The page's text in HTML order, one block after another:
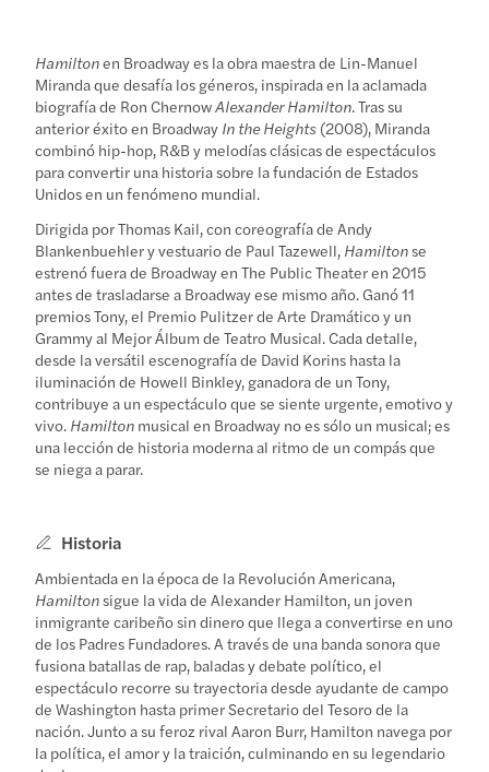
Hamiltonen Broadway es la obra maestra de Lin-Manuel
Miranda que desafía los géneros, inspirada en la aclamada
biografía de Ron ChernowAlexander Hamilton. Tras su
anterior éxito en Broadway In the Heights (2008), Miranda
combinó hip-hop, R&B y melodías clásicas de espectáculos
para convertir una historia sobre la fundación de Estados
Unidos en un fenómeno mundial.
Dirigida por Thomas Kail, con coreografía de Andy
Blankenbuehler y vestuario de Paul Tazewell, Hamiltonse
estrenó fuera de Broadway en The Public Theater en 2015
antes de trasladarse a Broadway ese mismo año. Ganó 11
premios Tony, el Premio Pulitzer de Arte Dramático y un
Grammy al Mejor Álbum de Teatro Musical. Cada detalle,
desde la versátil escenografía de David Korins hasta la
iluminación de Howell Binkley, ganadora de un Tony,
contribuye a un espectáculo que se siente urgente, emotivo y
vivo. Hamilton musical en Broadway no es sólo un musical; es
una lección de historia moderna al ritmo de un compás que
se niega a parar.
Historia
Ambientada en la época de la Revolución Americana,
Hamiltonsigue la vida de Alexander Hamilton, un joven
inmigrante caribeño sin dinero que llega a convertirse en uno
de los Padres Fundadores. A través de una banda sonora que
fusiona batallas de rap, baladas y debate político, el
espectáculo recorre su trayectoria desde ayudante de campo
de Washington hasta primer Secretario del Tesoro de la
nación. Junto a su feroz rival Aaron Burr, Hamilton navega por
la política, el amor y la traición, culminando en su legendario